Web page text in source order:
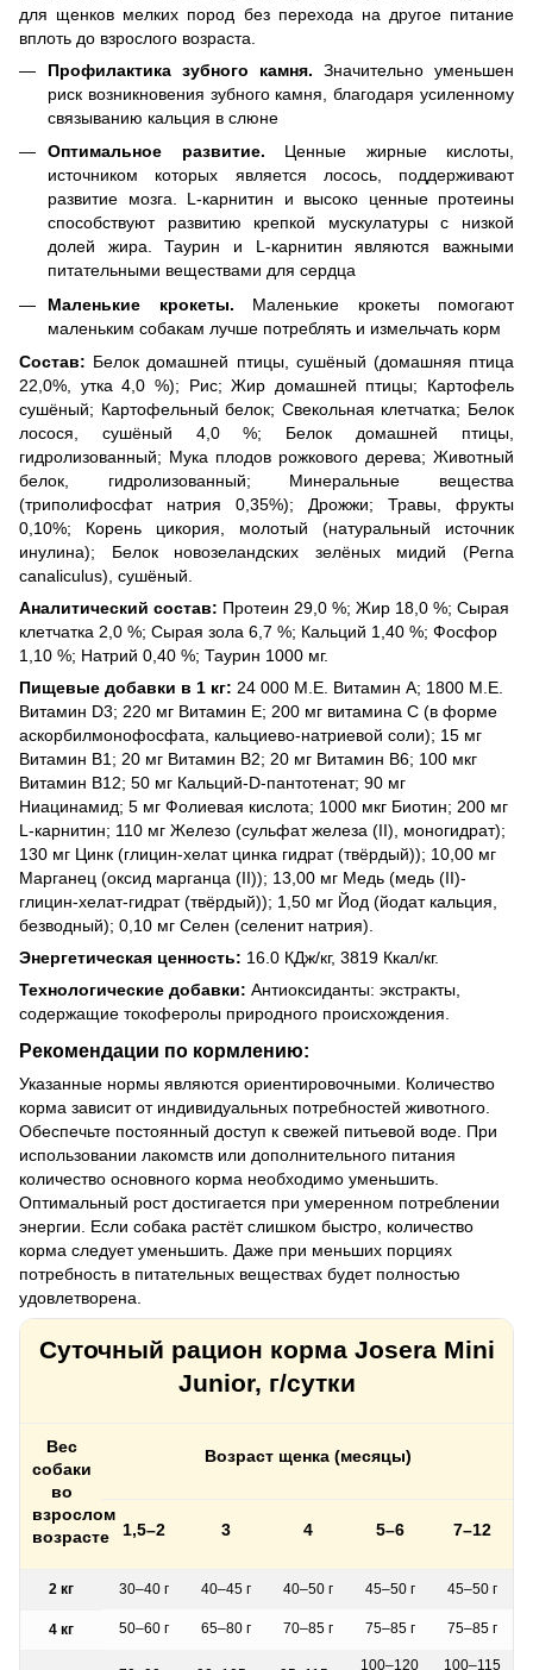
для щенков мелких пород без перехода на другое питание
вплоть до взрослого возраста.
Профилактика зубного камня. Значительно уменьшен
риск возникновения зубного камня, благодаря усиленному
связыванию кальция в слюне
Оптимальное развитие. Ценные жирные кислоты,
источником которых является лосось, поддерживают
развитие мозга. L-карнитин и высоко ценные протеины
способствуют развитию крепкой мускулатуры с низкой
долей жира. Таурин и L-карнитин являются важными
питательными веществами для сердца
Маленькие крокеты. Маленькие крокеты помогают
маленьким собакам лучше потреблять и измельчать корм
Состав: Белок домашней птицы, сушёный (домашняя птица
22,0%, утка 4,0 %); Рис; Жир домашней птицы; Картофель
сушёный; Картофельный белок; Свекольная клетчатка; Белок
лосося, сушёный 4,0 %; Белок домашней птицы,
гидролизованный; Мука плодов рожкового дерева; Животный
белок, гидролизованный; Минеральные вещества
(триполифосфат натрия 0,35%); Дрожжи; Травы, фрукты
0,10%; Корень цикория, молотый (натуральный источник
инулина); Белок новозеландских зелёных мидий (Perna
canaliculus), сушёный.
Аналитический состав: Протеин 29,0 %; Жир 18,0 %; Сырая
клетчатка 2,0 %; Сырая зола 6,7 %; Кальций 1,40 %; Фосфор
1,10 %; Натрий 0,40 %; Таурин 1000 мг.
Пищевые добавки в 1 кг: 24 000 М.Е. Витамин А; 1800 М.Е.
Витамин D3; 220 мг Витамин E; 200 мг витамина C (в форме
аскорбилмонофосфата, кальциево-натриевой соли); 15 мг
Витамин B1; 20 мг Витамин B2; 20 мг Витамин B6; 100 мкг
Витамин B12; 50 мг Кальций-D-пантотенат; 90 мг
Ниацинамид; 5 мг Фолиевая кислота; 1000 мкг Биотин; 200 мг
L-карнитин; 110 мг Железо (сульфат железа (II), моногидрат);
130 мг Цинк (глицин-хелат цинка гидрат (твёрдый)); 10,00 мг
Марганец (оксид марганца (II)); 13,00 мг Медь (медь (II)-
глицин-хелат-гидрат (твёрдый)); 1,50 мг Йод (йодат кальция,
безводный); 0,10 мг Селен (селенит натрия).
Энергетическая ценность: 16.0 КДж/кг, 3819 Ккал/кг.
Технологические добавки: Антиоксиданты: экстракты,
содержащие токоферолы природного происхождения.
Рекомендации по кормлению:
Указанные нормы являются ориентировочными. Количество
корма зависит от индивидуальных потребностей животного.
Обеспечьте постоянный доступ к свежей питьевой воде. При
использовании лакомств или дополнительного питания
количество основного корма необходимо уменьшить.
Оптимальный рост достигается при умеренном потреблении
энергии. Если собака растёт слишком быстро, количество
корма следует уменьшить. Даже при меньших порциях
потребность в питательных веществах будет полностью
удовлетворена.
Суточный рацион корма Josera Mini
Junior, г/сутки
Вес
собаки
во
взрослом
возрасте
Возраст щенка (месяцы)
1,5–2 3 4 5–6 7–12
2 кг 30–40 г 40–45 г 40–50 г 45–50 г 45–50 г
4 кг 50–60 г 65–80 г 70–85 г 75–85 г 75–85 г
100–120 100–115